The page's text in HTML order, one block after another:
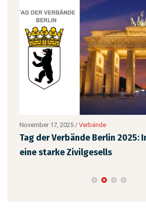
November 17, 2025 / Verbände
Tag der Verbände Berlin 2025:
eine starke Zivilgesells